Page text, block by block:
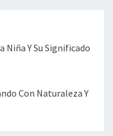
Niña Y Su Significado
Con Naturaleza Y